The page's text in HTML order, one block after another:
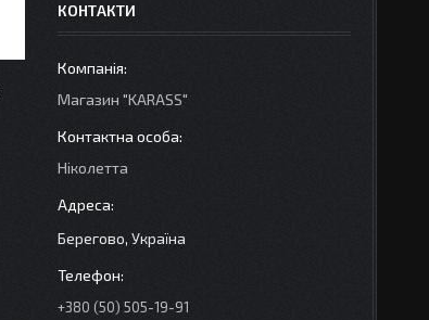
КОНТАКТИ
Магазин "KARASS"
Ніколетта
Берегово, Україна
+380 (50) 505-19-91